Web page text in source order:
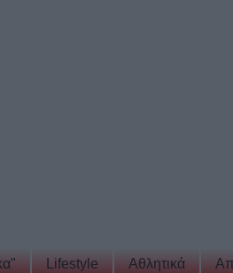
Lifestyle Αθλητικά